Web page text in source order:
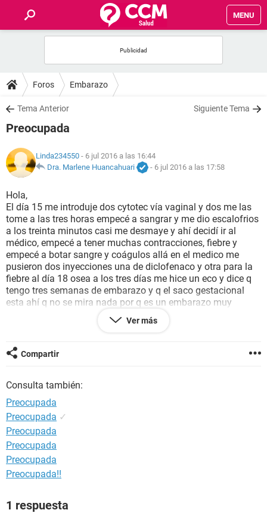
MENU
FOROS
SALUD
NUTRICIÓN
BIENESTAR
SEXUALIDAD
GLOSARIO
Foros Embarazo
Tema Anterior Siguiente Tema
Preocupada
Linda234550 - 6 jul 2016 a las 16:44
Dra. Marlene Huancahuari
- 6 jul 2016 a las 17:58
Hola,
El día 15 me introduje dos cytotec vía vaginal y dos me las
tome a las tres horas empecé a sangrar y me dio escalofrios
a los treinta minutos casi me desmaye y ahí decidí ir al
médico, empecé a tener muchas contracciones, fiebre y
empecé a botar sangre y coágulos allá en el medico me
pusieron dos inyecciones una de diclofenaco y otra para la
fiebre al día 18 osea a los tres días me hice un eco y dice q
tengo tres semanas de embarazo y q el saco gestacional
esta ahí q no se mira nada por q es un embarazo muy
temprano y q debo esperar ahora me enviaron hacer una
prueba de embarazo cuantitativa y q si esta doblada la hgc
hagan el legrado pero me están haciendo los controles no se
q hacer ayuda
Ver más
Compartir
Consulta también:
Preocupada
Preocupada ✓
Preocupada
Preocupada
Preocupada
Preocupada!!
1 respuesta